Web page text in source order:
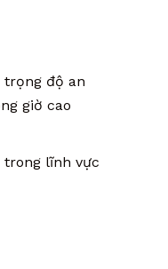
trọng độ an
giờ cao
trong lĩnh vực